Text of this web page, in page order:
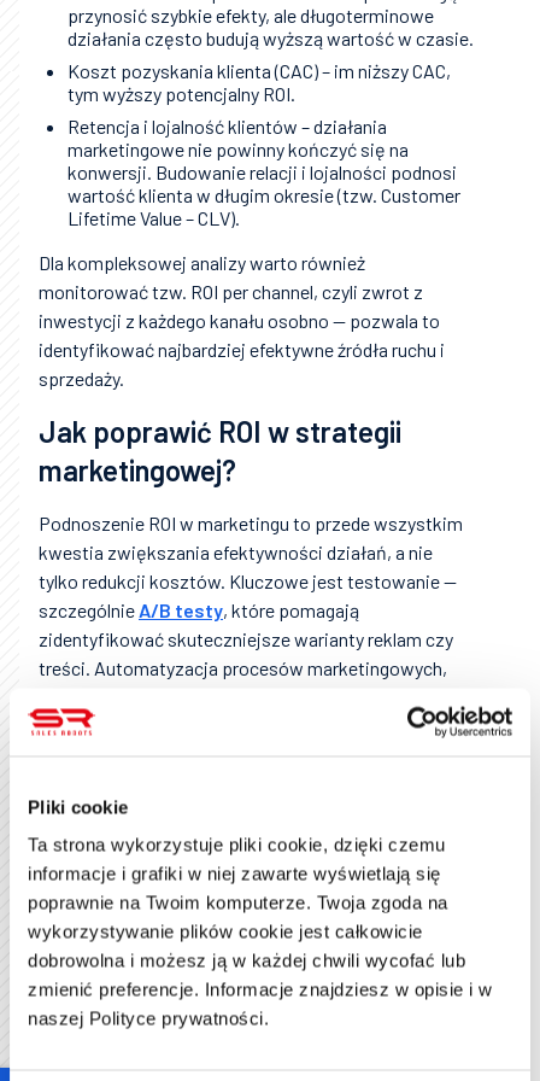
Pliki cookie
Ta strona wykorzystuje pliki cookie, dzięki czemu
informacje i grafiki w niej zawarte wyświetlają się
poprawnie na Twoim komputerze. Twoja zgoda na
wykorzystywanie plików cookie jest całkowicie
dobrowolna i możesz ją w każdej chwili wycofać lub
zmienić preferencje. Informacje znajdziesz w opisie i w
naszej Polityce prywatności.
przynosić szybkie efekty, ale długoterminowe
działania często budują wyższą wartość w czasie.
Koszt pozyskania klienta (CAC) – im niższy CAC,
tym wyższy potencjalny ROI.
Retencja i lojalność klientów – działania
marketingowe nie powinny kończyć się na
konwersji. Budowanie relacji i lojalności podnosi
wartość klienta w długim okresie (tzw. Customer
Lifetime Value – CLV).
Dla kompleksowej analizy warto również
monitorować tzw. ROI per channel, czyli zwrot z
inwestycji z każdego kanału osobno — pozwala to
identyfikować najbardziej efektywne źródła ruchu i
sprzedaży.
Jak poprawić ROI w strategii
marketingowej?
Podnoszenie ROI w marketingu to przede wszystkim
kwestia zwiększania efektywności działań, a nie
tylko redukcji kosztów. Kluczowe jest testowanie —
szczególnie A/B testy, które pomagają
zidentyfikować skuteczniejsze warianty reklam czy
treści. Automatyzacja procesów marketingowych,
ograniczyć koszty operacyjne i poprawić spójność
Równie ważna jest analiza danych. Korzystanie z
narzędzi analitycznych umożliwia podejmowanie
decyzji w oparciu o rzeczywiste zachowania
użytkowników i wyniki kampanii. Dzięki temu łatwiej
dostosować działania do oczekiwań odbiorców.
Precyzyjne targetowanie i personalizacja przekazów
również mają ogromny wpływ na wzrost konwersji i
lepsze wykorzystanie budżetu.